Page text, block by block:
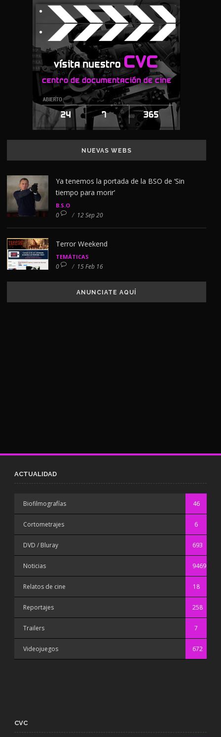
NUEVAS WEBS
Ya tenemos la portada de la BSO de ‘Sin
tiempo para morir’
B.S.O
0 / 12 Sep 20
Terror Weekend
TEMÁTICAS
0 / 15 Feb 16
ANUNCIATE AQUÍ
ACTUALIDAD
Biofilmografías 46
Cortometrajes 6
DVD / Bluray 693
Noticias 9469
Relatos de cine 18
Reportajes 258
Trailers 7
Videojuegos 672
CVC